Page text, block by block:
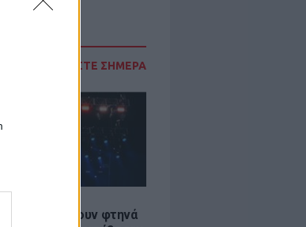
ΔΙΑΒΑΣΤΕ ΣΗΜΕΡΑ
βγάζουν φτηνά